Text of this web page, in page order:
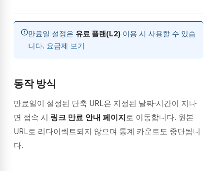
만료일 설정은 유료 플랜(L2) 이용 시 사용할 수 있습
니다. 요금제 보기
동작 방식
만료일이 설정된 단축 URL은 지정된 날짜·시간이 지나
면 접속 시 링크 만료 안내 페이지로 이동합니다. 원본
URL로 리다이렉트되지 않으며 통계 카운트도 중단됩니
다.